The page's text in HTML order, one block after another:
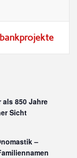
850 Jahre
Sicht
–